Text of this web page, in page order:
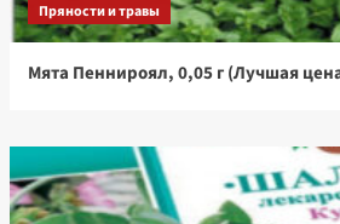
Пряности и травы
Мята Пеннироял, 0,05 г (Лучшая